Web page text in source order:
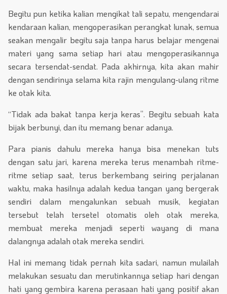
Begitu pun ketika kalian mengikat tali sepatu, mengendarai
kendaraan kalian, mengoperasikan perangkat lunak, semua
seakan mengalir begitu saja tanpa harus belajar mengenai
materi yang sama setiap hari atau mengoperasikannya
secara tersendat-sendat. Pada akhirnya, kita akan mahir
dengan sendirinya selama kita rajin mengulang-ulang ritme
ke otak kita.
“Tidak ada bakat tanpa kerja keras”. Begitu sebuah kata
bijak berbunyi, dan itu memang benar adanya.
Para pianis dahulu mereka hanya bisa menekan tuts
dengan satu jari, karena mereka terus menambah ritme-
ritme setiap saat, terus berkembang seiring perjalanan
waktu, maka hasilnya adalah kedua tangan yang bergerak
sendiri dalam mengalunkan sebuah musik, kegiatan
tersebut telah tersetel otomatis oleh otak mereka,
membuat mereka menjadi seperti wayang di mana
dalangnya adalah otak mereka sendiri.
Hal ini memang tidak pernah kita sadari, namun mulailah
melakukan sesuatu dan merutinkannya setiap hari dengan
hati yang gembira karena perasaan hati yang positif akan